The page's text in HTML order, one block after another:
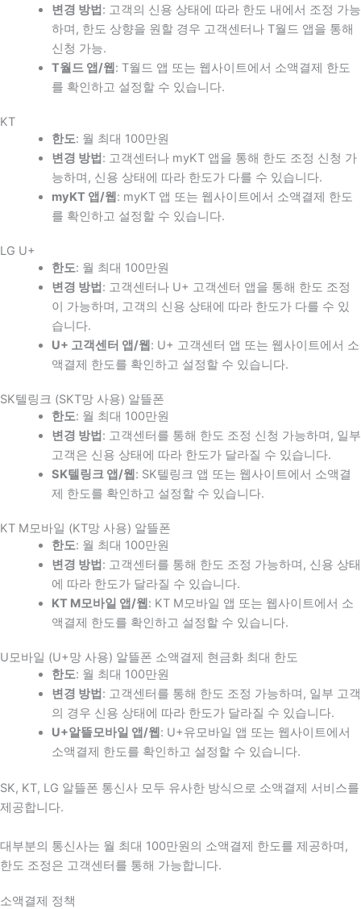
변경 방법 : 고객의 신용 상태에 따라 한도 내에서 조정 가능
하며, 한도 상향을 원할 경우 고객센터나 T월드 앱을 통해
신청 가능.
T월드 앱/웹 : T월드 앱 또는 웹사이트에서 소액결제 한도
를 확인하고 설정할 수 있습니다.
KT
한도: 월 최대 100만원
변경 방법 : 고객센터나 myKT 앱을 통해 한도 조정 신청 가
능하며, 신용 상태에 따라 한도가 다를 수 있습니다.
myKT 앱/웹 : myKT 앱 또는 웹사이트에서 소액결제 한도
를 확인하고 설정할 수 있습니다.
LG U+
한도: 월 최대 100만원
변경 방법 : 고객센터나 U+ 고객센터 앱을 통해 한도 조정
이 가능하며, 고객의 신용 상태에 따라 한도가 다를 수 있
습니다.
U+ 고객센터 앱/웹 : U+ 고객센터 앱 또는 웹사이트에서 소
액결제 한도를 확인하고 설정할 수 있습니다.
SK텔링크 (SKT망 사용) 알뜰폰
한도: 월 최대 100만원
변경 방법 : 고객센터를 통해 한도 조정 신청 가능하며, 일부
고객은 신용 상태에 따라 한도가 달라질 수 있습니다.
SK텔링크 앱/웹 : SK텔링크 앱 또는 웹사이트에서 소액결
제 한도를 확인하고 설정할 수 있습니다.
KT M모바일 (KT망 사용) 알뜰폰
한도: 월 최대 100만원
변경 방법 : 고객센터를 통해 한도 조정 가능하며, 신용 상태
에 따라 한도가 달라질 수 있습니다.
KT M모바일 앱/웹 : KT M모바일 앱 또는 웹사이트에서 소
액결제 한도를 확인하고 설정할 수 있습니다.
U모바일 (U+망 사용) 알뜰폰 소액결제 현금화 최대 한도
한도: 월 최대 100만원
변경 방법 : 고객센터를 통해 한도 조정 가능하며, 일부 고객
의 경우 신용 상태에 따라 한도가 달라질 수 있습니다.
U+알뜰모바일 앱/웹 : U+유모바일 앱 또는 웹사이트에서
소액결제 한도를 확인하고 설정할 수 있습니다.
SK, KT, LG 알뜰폰 통신사 모두 유사한 방식으로 소액결제 서비스를
제공합니다.
대부분의 통신사는 월 최대 100만원의 소액결제 한도를 제공하며,
한도 조정은 고객센터를 통해 가능합니다.
소액결제 정책